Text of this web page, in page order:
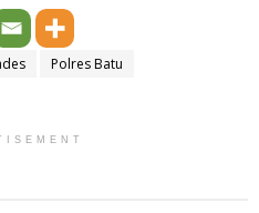
Polres Batu